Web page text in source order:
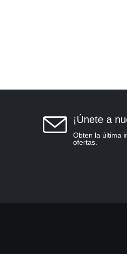
¡Únete a
Obten la última
ofertas.